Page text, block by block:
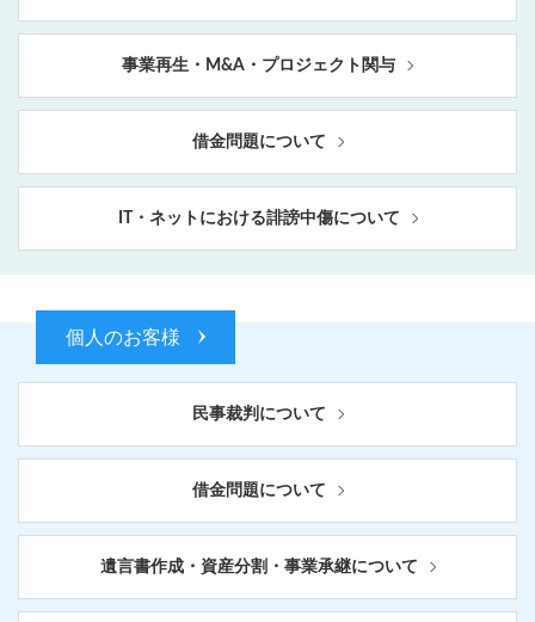
事業再生・M&A・プロジェクト関与
借金問題について
IT・ネットにおける誹謗中傷について
個人のお客様
民事裁判について
借金問題について
遺言書作成・資産分割・事業承継について